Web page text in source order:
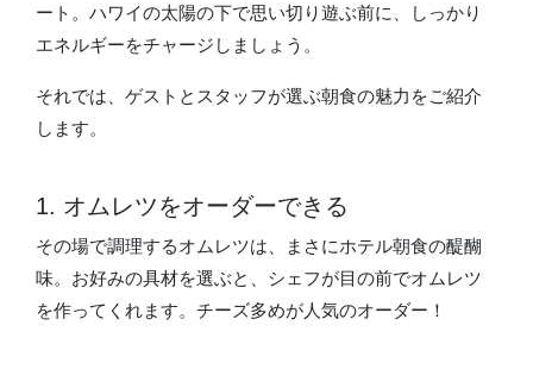
ート。ハワイの太陽の下で思い切り遊ぶ前に、しっかり
エネルギーをチャージしましょう。
それでは、ゲストとスタッフが選ぶ朝食の魅力をご紹介
します。
1. オムレツをオーダーできる
その場で調理するオムレツは、まさにホテル朝食の醍醐
味。お好みの具材を選ぶと、シェフが目の前でオムレツ
を作ってくれます。チーズ多めが人気のオーダー！